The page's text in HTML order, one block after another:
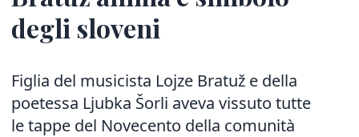
degli sloveni
Figlia del musicista Lojze Bratuž e della
poetessa Ljubka Šorli aveva vissuto tutte
le tappe del Novecento della comunità